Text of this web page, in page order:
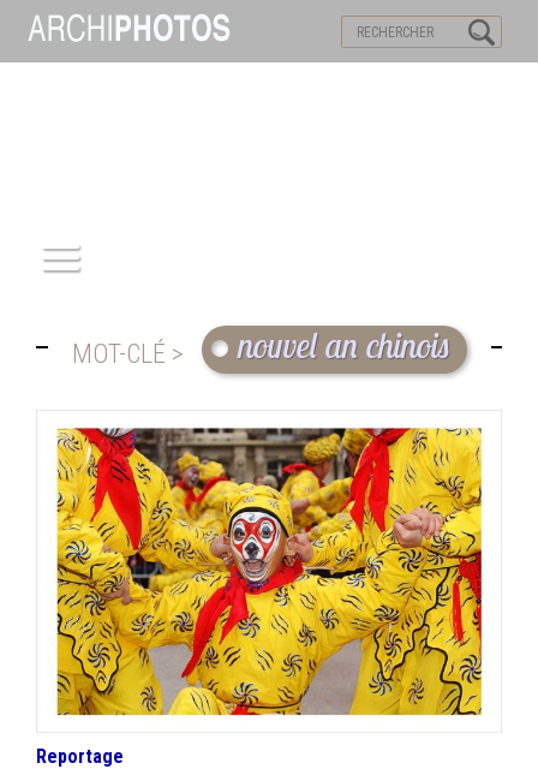
PATRIMOINE
REPORTAGE
INFOS
PORTFOLIO
CONTACT
MOT-CLÉ > nouvel an chinois
Reportage